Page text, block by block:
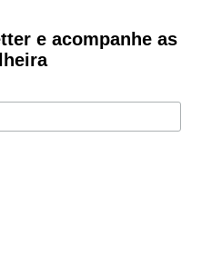
e acompanhe as